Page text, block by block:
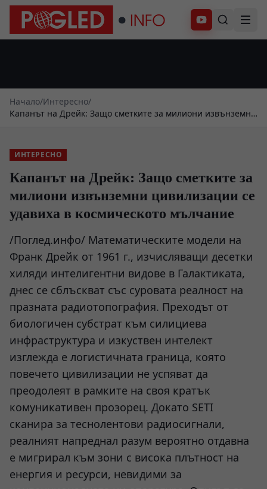
Абонирай се
Начало/Интересно/
Капанът на Дрейк: Защо сметките за милиони извънземни
ИНТЕРЕСНО
Капанът на Дрейк: Защо сметките за
милиони извънземни цивилизации се
удавиха в космическото мълчание
/Поглед.инфо/ Математическите модели на
Франк Дрейк от 1961 г., изчисляващи десетки
хиляди интелигентни видове в Галактиката,
днес се сблъскват със суровата реалност на
празната радиотопография. Преходът от
биологичен субстрат към силициева
инфраструктура и изкуствен интелект
изглежда е логистичната граница, която
повечето цивилизации не успяват да
преодолеят в рамките на своя кратък
комуникативен прозорец. Докато SETI
сканира за теснолентови радиосигнали,
реалният напреднал разум вероятно отдавна
е мигрирал към зони с висока плътност на
енергия и ресурси, невидими за